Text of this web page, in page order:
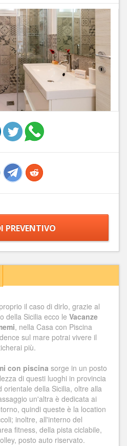
PREVENTIVO
il caso di dirlo, grazie al
della Sicilia ecco le Vacanze
, nella Casa con Piscina
sul mare potrai vivere il
più.
con piscina sorge in un posto
di questi luoghi in provincia
orientale della Sicilia, oltre alla
un'altra è dedicata ai
quindi queste è la location
inoltre, all'interno del
fitness, della pista ciclabile,
posto auto riservato.